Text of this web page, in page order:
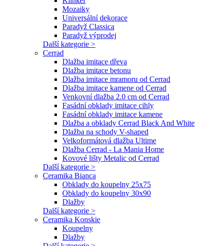
Mozaiky
Universální dekorace
Paradyž Classica
Paradyž výprodej
Další kategorie >
Cerrad
Dlažba imitace dřeva
Dlažba imitace betonu
Dlažba imitace mramoru od Cerrad
Dlažba imitace kamene od Cerrad
Venkovní dlažba 2.0 cm od Cerrad
Fasádní obklady imitace cihly
Fasádní obklady imitace kamene
Dlažba a obklady Cerrad Black And White
Dlažba na schody V-shaped
Velkoformátová dlažba Ultime
Dlažba Cerrad - La Mania Home
Kovové lišty Metalic od Cerrad
Další kategorie >
Ceramika Bianca
Obklady do koupelny 25x75
Obklady do koupelny 30x90
Dlažby
Další kategorie >
Ceramika Konskie
Koupelny
Dlažby